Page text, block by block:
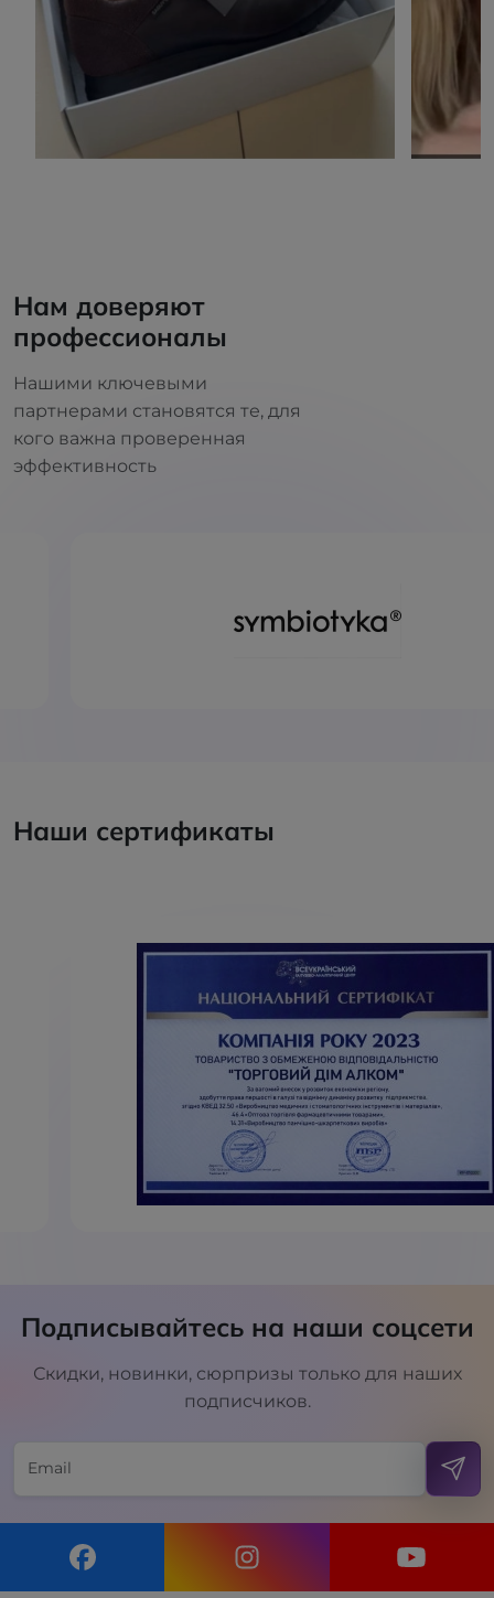
Нам доверяют
профессионалы
Нашими ключевыми
партнерами становятся те, для
кого важна проверенная
эффективность
Наши сертификаты
Подписывайтесь на наши соцсети
Скидки, новинки, сюрпризы только для наших
подписчиков.